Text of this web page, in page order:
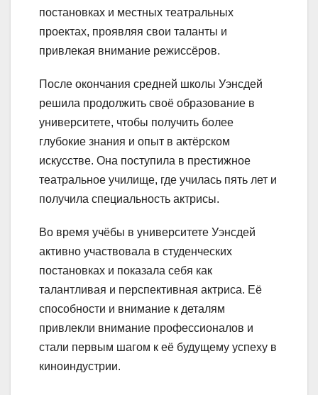
постановках и местных театральных
проектах, проявляя свои таланты и
привлекая внимание режиссёров.
После окончания средней школы Уэнсдей
решила продолжить своё образование в
университете, чтобы получить более
глубокие знания и опыт в актёрском
искусстве. Она поступила в престижное
театральное училище, где училась пять лет и
получила специальность актрисы.
Во время учёбы в университете Уэнсдей
активно участвовала в студенческих
постановках и показала себя как
талантливая и перспективная актриса. Её
способности и внимание к деталям
привлекли внимание профессионалов и
стали первым шагом к её будущему успеху в
киноиндустрии.